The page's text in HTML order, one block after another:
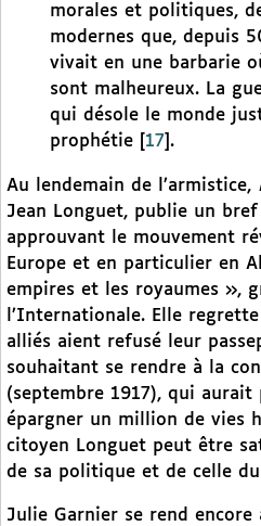
morales et politiques,
modernes que, depuis
vivait en une barbarie
sont malheureux. La
qui désole le monde
prophétie
17 .
Au lendemain de l’armistice,
Jean Longuet, publie un
approuvant le mouvement
Europe et en particulier en
empires et les royaumes »,
l’Internationale. Elle
alliés aient refusé leur
souhaitant se rendre à la
(septembre 1917), qui
épargner un million de vies
citoyen Longuet peut être
de sa politique et de celle du
Julie Garnier se rend encore